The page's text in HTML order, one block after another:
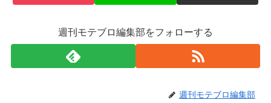
週刊モテブロ編集部をフォローする
週刊モテブロ編集部